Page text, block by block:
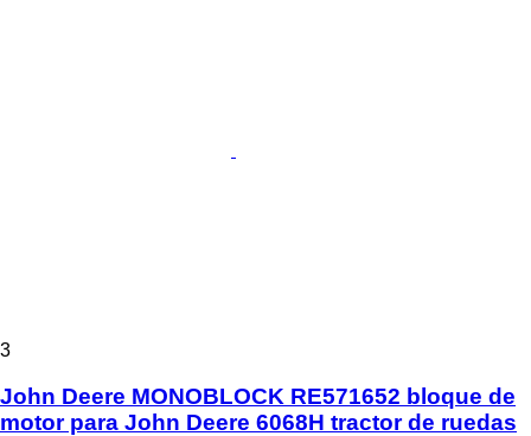
3
John Deere MONOBLOCK RE571652 bloque de
motor para John Deere 6068H tractor de ruedas